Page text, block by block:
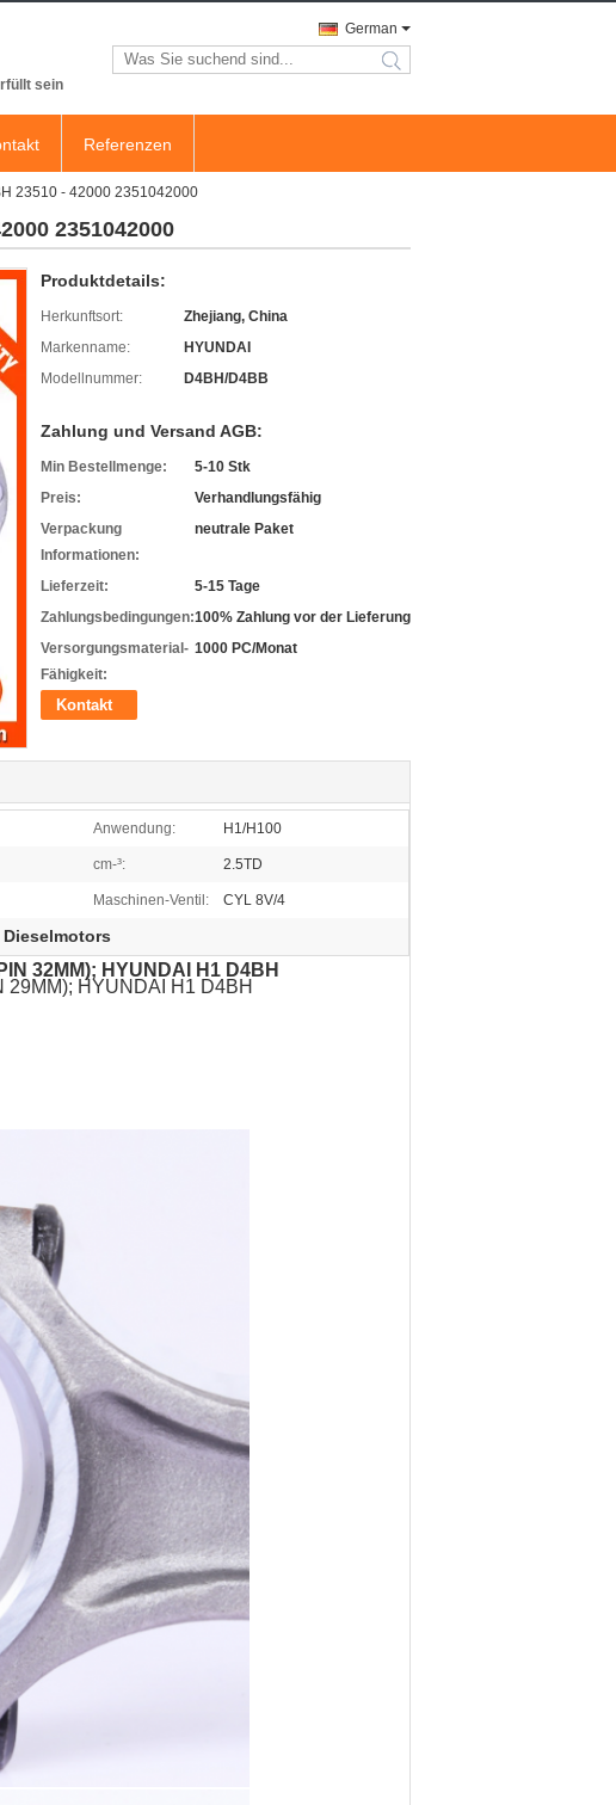
sein
German
search
Referenzen
23510 - 42000 2351042000
2351042000
Produktdetails:
Herkunftsort:
Zhejiang, China
Markenname:
HYUNDAI
Modellnummer:
D4BH/D4BB
Zahlung und Versand AGB:
Min Bestellmenge:
5-10 Stk
Preis:
Verhandlungsfähig
Verpackung
Informationen:
neutrale Paket
Lieferzeit:
5-15 Tage
Zahlungsbedingungen:100% Zahlung vor der Lieferung
Versorgungsmaterial-
Fähigkeit:
1000 PC/Monat
Kontakt
Anwendung: H1/H100
cm-³: 2.5TD
Maschinen-Ventil: CYL 8V/4
32MM); HYUNDAI H1 D4BH
HYUNDAI H1 D4BH